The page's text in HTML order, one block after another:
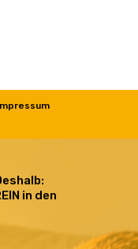
in den